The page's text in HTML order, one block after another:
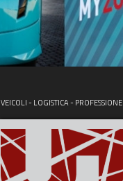
VEICOLI - LOGISTICA - PROFESSIONE